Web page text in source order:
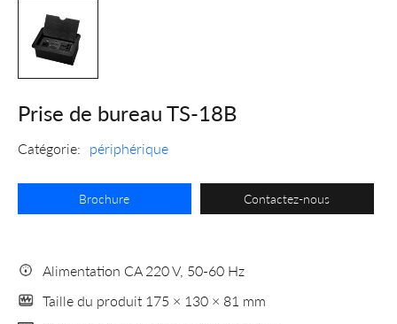
Prise de bureau TS-18B
Catégorie: périphérique
Brochure Contactez-nous
Alimentation CA 220 V, 50-60 Hz
Taille du produit 175 × 130 × 81 mm